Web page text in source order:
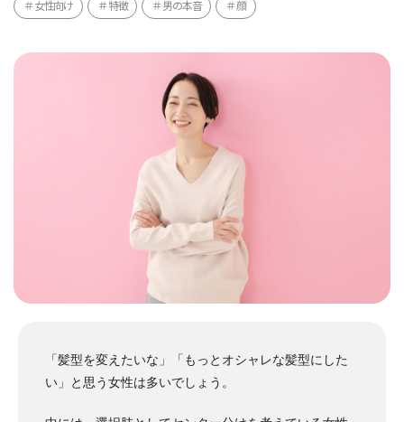
女性向け 特徴 男の本音 顔
「髪型を変えたいな」「もっとオシャレな髪型にした
い」と思う女性は多いでしょう。